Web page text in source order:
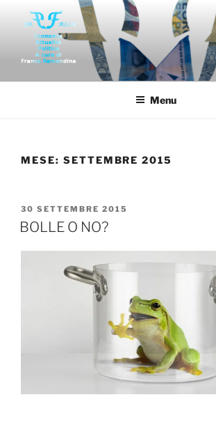
contenuto
FAR-FALLA
Economia politica attualità di franco remondina
Menu
MESE: SETTEMBRE 2015
PUBBLICATO
IL
30 SETTEMBRE 2015
BOLLE O NO?